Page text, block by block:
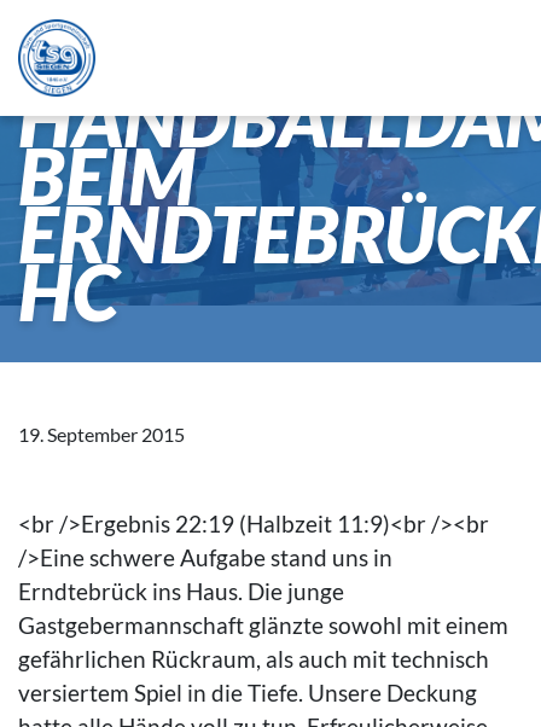
19.09.15
BEIM
HC
19. September 2015
<br />Ergebnis 22:19 (Halbzeit 11:9)<br /><br
/>Eine schwere Aufgabe stand uns in
Erndtebrück ins Haus. Die junge
Gastgebermannschaft glänzte sowohl mit einem
gefährlichen Rückraum, als auch mit technisch
versiertem Spiel in die Tiefe. Unsere Deckung